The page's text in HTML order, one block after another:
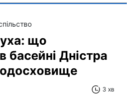
що
басейні Дністра
3 хв